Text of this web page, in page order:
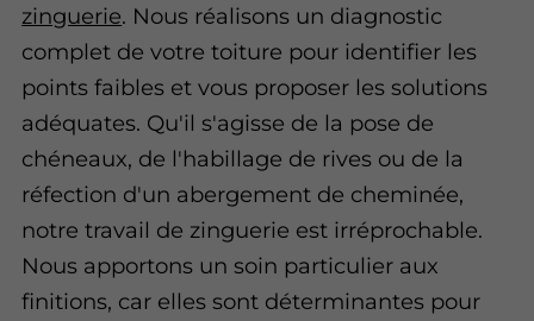
zinguerie. Nous réalisons un diagnostic
complet de votre toiture pour identifier les
points faibles et vous proposer les solutions
adéquates. Qu'il s'agisse de la pose de
chéneaux, de l'habillage de rives ou de la
réfection d'un abergement de cheminée,
notre travail de zinguerie est irréprochable.
Nous apportons un soin particulier aux
finitions, car elles sont déterminantes pour